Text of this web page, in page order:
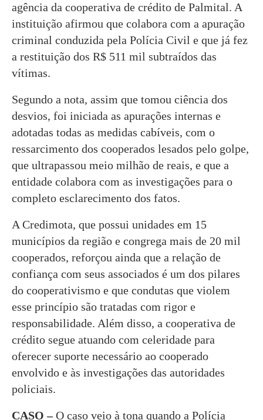
agência da cooperativa de crédito de Palmital. A
instituição afirmou que colabora com a apuração
criminal conduzida pela Polícia Civil e que já fez
a restituição dos R$ 511 mil subtraídos das
vítimas.
Segundo a nota, assim que tomou ciência dos
desvios, foi iniciada as apurações internas e
adotadas todas as medidas cabíveis, com o
ressarcimento dos cooperados lesados pelo golpe,
que ultrapassou meio milhão de reais, e que a
entidade colabora com as investigações para o
completo esclarecimento dos fatos.
A Credimota, que possui unidades em 15
municípios da região e congrega mais de 20 mil
cooperados, reforçou ainda que a relação de
confiança com seus associados é um dos pilares
do cooperativismo e que condutas que violem
esse princípio são tratadas com rigor e
responsabilidade. Além disso, a cooperativa de
crédito segue atuando com celeridade para
oferecer suporte necessário ao cooperado
envolvido e às investigações das autoridades
policiais.
CASO –O caso veio à tona quando a Polícia